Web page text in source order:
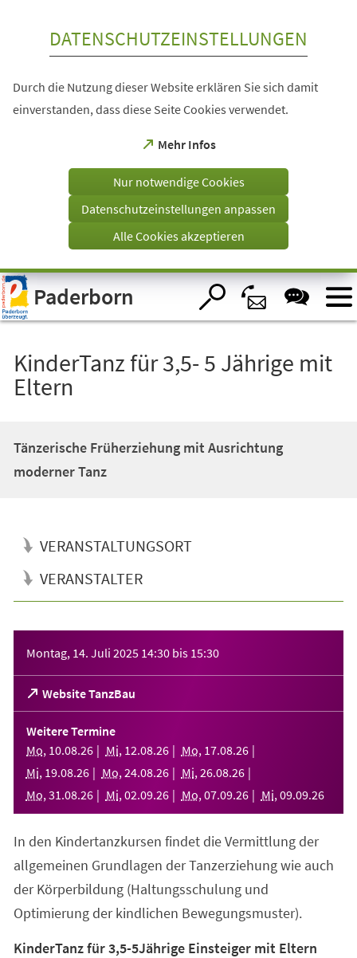
Visuelle
Assistenzsoftware
öffnen.
DATENSCHUTZEINSTELLUNGEN
Durch die Nutzung dieser Website erklären Sie sich damit
einverstanden, dass diese Seite Cookies verwendet.
Mehr Infos
(Öffnet
einem
Tab)
Nur notwendige Cookies
Datenschutzeinstellungen anpassen
Alle Cookies akzeptieren
Paderborn
KinderTanz für 3,5- 5 Jährige mit
Eltern
Tänzerische Früherziehung mit Ausrichtung
moderner Tanz
VERANSTALTUNGSORT
VERANSTALTER
Montag, 14. Juli 2025 14:30 bis 15:30
Website TanzBau
(Öffnet
in
einem
neuen
Tab)
Weitere Termine
Mo, 10.08.26 Mi, 12.08.26 Mo, 17.08.26
Mi, 19.08.26 Mo, 24.08.26 Mi, 26.08.26
Mo, 31 .08.26 Mi, 02.09.26 Mo, 07.09.26 Mi, 09.09.26
In den Kindertanzkursen findet die Vermittlung der
allgemeinen Grundlagen der Tanzerziehung wie auch
der Körperbildung (Haltungsschulung und
Optimierung der kindlichen Bewegungsmuster).
KinderTanz für 3,5-5Jährige Einsteiger mit Eltern